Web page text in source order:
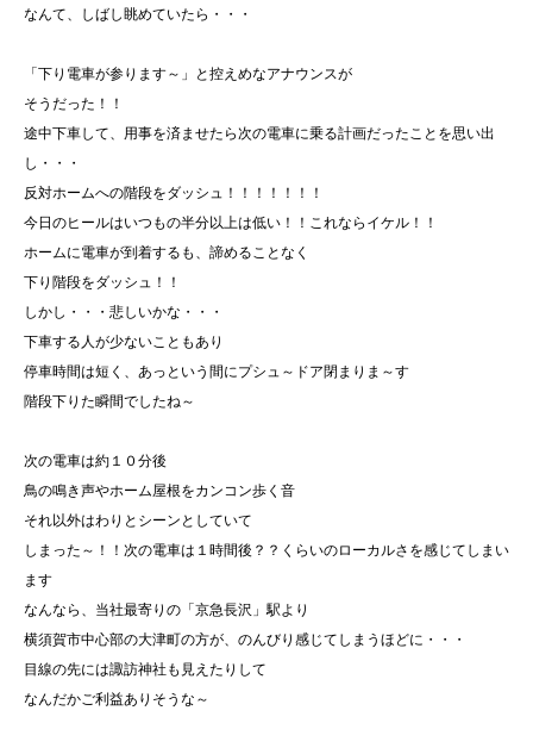
なんて、しばし眺めていたら・・・
「下り電車が参ります～」と控えめなアナウンスが
そうだった！！
途中下車して、用事を済ませたら次の電車に乗る計画だったことを思い出
し・・・
反対ホームへの階段をダッシュ！！！！！！！
今日のヒールはいつもの半分以上は低い！！これならイケル！！
ホームに電車が到着するも、諦めることなく
下り階段をダッシュ！！
しかし・・・悲しいかな・・・
下車する人が少ないこともあり
停車時間は短く、あっという間にプシュ～ドア閉まりま～す
階段下りた瞬間でしたね～
次の電車は約１０分後
鳥の鳴き声やホーム屋根をカンコン歩く音
それ以外はわりとシーンとしていて
しまった～！！次の電車は１時間後？？くらいのローカルさを感じてしまい
ます
なんなら、当社最寄りの「京急長沢」駅より
横須賀市中心部の大津町の方が、のんびり感じてしまうほどに・・・
目線の先には諏訪神社も見えたりして
なんだかご利益ありそうな～